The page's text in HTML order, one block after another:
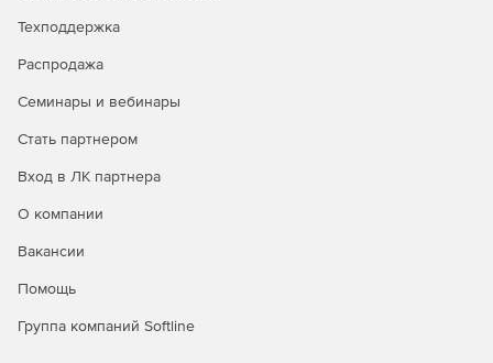
Техподдержка
Распродажа
Семинары и вебинары
Стать партнером
Вход в ЛК партнера
О компании
Вакансии
Помощь
Группа компаний Softline